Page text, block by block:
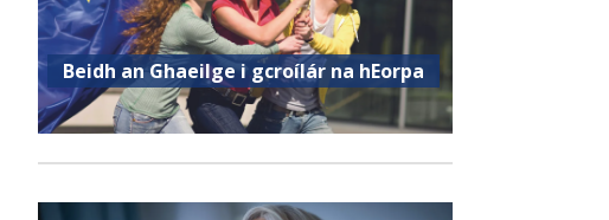
Beidh an Ghaeilge i gcroílár na hEorpa